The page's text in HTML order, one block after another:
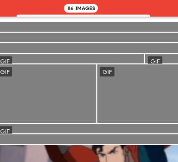
86 IMAGES